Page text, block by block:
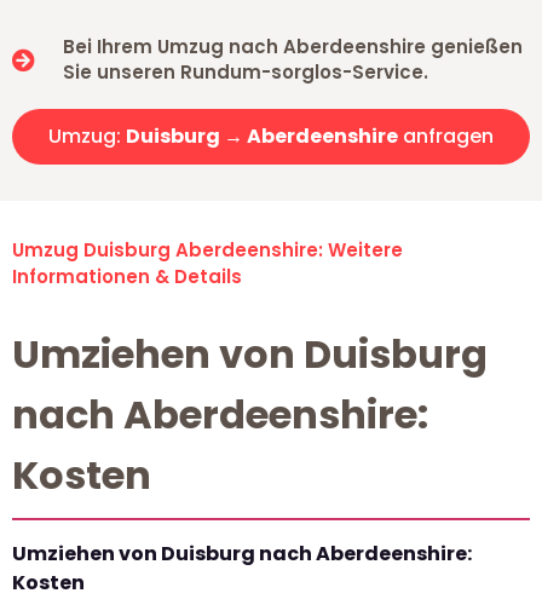
Bei Ihrem Umzug nach Aberdeenshire genießen
Sie unseren Rundum-sorglos-Service.
Umzug: Duisburg → Aberdeenshire anfragen
Umzug Duisburg Aberdeenshire: Weitere
Informationen & Details
Umziehen von Duisburg
nach Aberdeenshire:
Kosten
Umziehen von Duisburg nach Aberdeenshire:
Kosten